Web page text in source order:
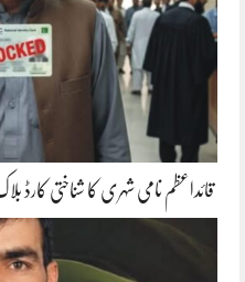
قائداعظم نامی شہری کا شناختی کارڈ